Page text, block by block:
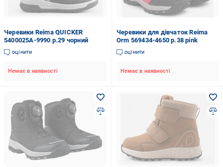
Черевики Reima QUICKER
5400025A-9990 р.29 чорний
оцінити
Немає в наявності
Черевики для дівчаток Reima
Orm 569434-4650 р.38 pink
оцінити
Немає в наявності